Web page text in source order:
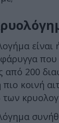
είναι
από 200
πιο κοινή
των